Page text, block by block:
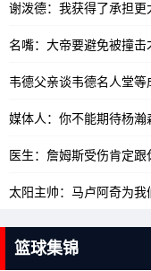
谢泼德：我获得了承担更
韦德父亲谈韦德名人堂
媒体人：你不能期待杨
篮球集锦